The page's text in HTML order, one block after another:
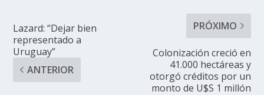
Lazard: “Dejar bien
representado a
Uruguay”
ANTERIOR
PRÓXIMO
Colonización creció en
41.000 hectáreas y
otorgó créditos por un
monto de U$S 1 millón